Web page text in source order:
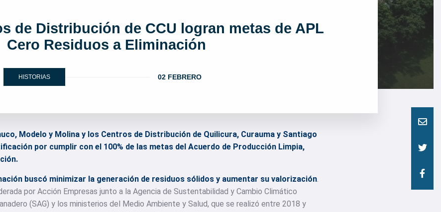
de Distribución de CCU logran metas de APL
Cero Residuos a Eliminación
HISTORIAS 02 FEBRERO
Modelo y Molina y los Centros de Distribución de Quilicura, Curauma y Santiago
por cumplir con el 100% de las metas del Acuerdo de Producción Limpia,
buscó minimizar la generación de residuos sólidos y aumentar su valorización.
por Acción Empresas junto a la Agencia de Sustentabilidad y Cambio Climático
(SAG) y los ministerios del Medio Ambiente y Salud, que se realizó entre 2018 y